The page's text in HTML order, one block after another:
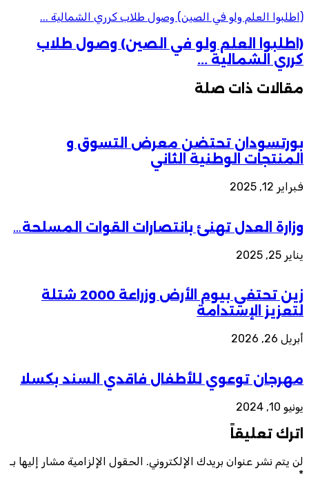
(اطلبوا العلم ولو في الصين) وصول طلاب كرري الشمالية ...
(اطلبوا العلم ولو في الصين) وصول طلاب
كرري الشمالية ...
مقالات ذات صلة
بورتسودان تحتضن معرض التسوق و
المنتجات الوطنية الثاني
فبراير 12, 2025
وزارة العدل تهنئ بانتصارات القوات المسلحة…
يناير 25, 2025
زين تحتفي بيوم الأرض وزراعة 2000 شتلة
لتعزيز الإستدامة
أبريل 26, 2026
مهرجان توعوي للأطفال فاقدي السند بكسلا
يونيو 10, 2024
اترك تعليقاً
لن يتم نشر عنوان بريدك الإلكتروني. الحقول الإلزامية مشار إليها بـ
*